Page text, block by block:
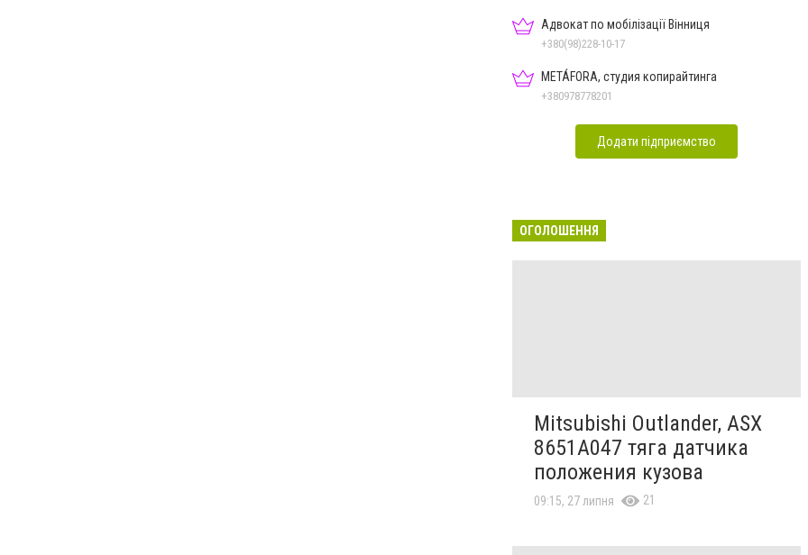
Адвокат по мобілізації Вінниця
+380(98)228-10-17
METÁFORA, студия копирайтинга
+380978778201
Додати підприємство
ОГОЛОШЕННЯ
Mitsubishi Outlander, ASX
8651A047 тяга датчика
положения кузова
09:15, 27 липня 21